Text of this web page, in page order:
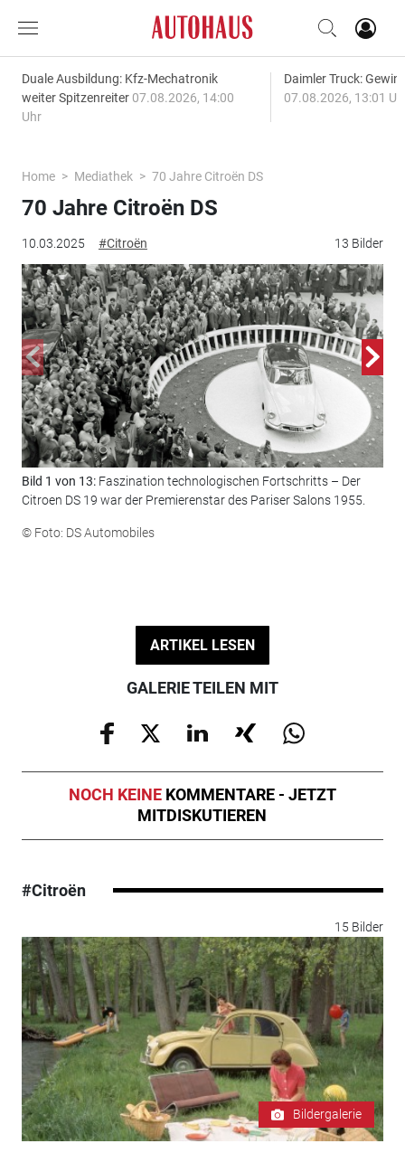
Duale Ausbildung: Kfz-Mechatronik
weiter Spitzenreiter 07.08.2026, 14:00
Uhr
Daimler Truck:
07.08.2026, 13:01
Home Mediathek 70 Jahre Citroën DS
10.03.2025 #Citroën 13 Bilder
70 Jahre Citroën DS
Bild 1 von 13: Faszination technologischen Fortschritts – Der
Citroen DS 19 war der Premierenstar des Pariser Salons 1955.
© Foto: DS Automobiles
ARTIKEL LESEN
GALERIE TEILEN MIT
NOCH KEINE KOMMENTARE - JETZT
MITDISKUTIEREN
#Citroën
15 Bilder
Bildergalerie